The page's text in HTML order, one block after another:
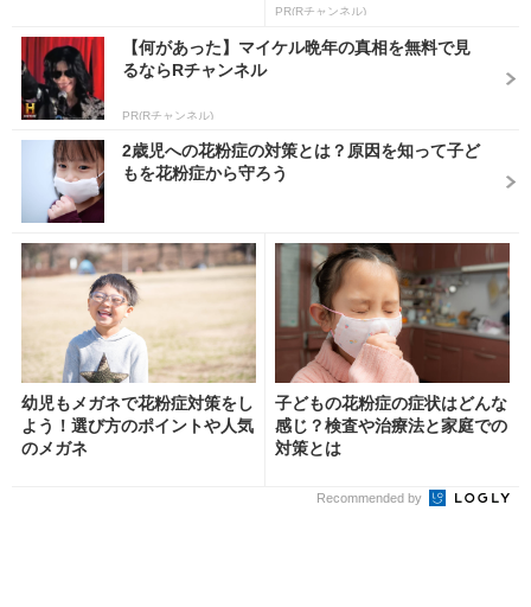
PR(Rチャンネル)
【何があった】マイケル晩年の真相を無料で見
るならRチャンネル
PR(Rチャンネル)
2歳児への花粉症の対策とは？原因を知って子ど
もを花粉症から守ろう
幼児もメガネで花粉症対策をし
よう！選び方のポイントや人気
のメガネ
子どもの花粉症の症状はどんな
感じ？検査や治療法と家庭での
対策とは
Recommended by